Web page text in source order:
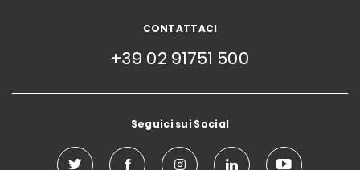
CONTATTACI
+39 02 91751 500
Seguici sui Social